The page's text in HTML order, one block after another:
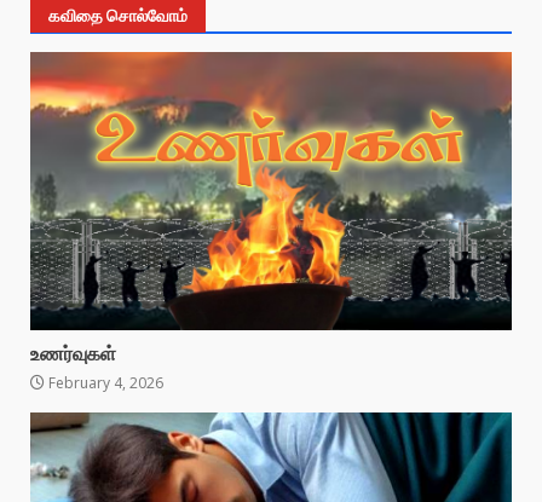
கவிதை சொல்வோம்
உணர்வுகள்
February 4, 2026